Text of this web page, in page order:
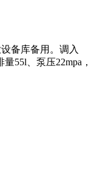
备库备用。调入
55l、泵压22mpa，